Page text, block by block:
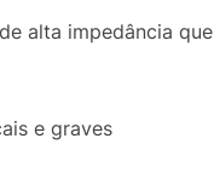
alta impedância que
e graves